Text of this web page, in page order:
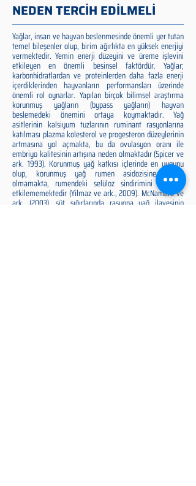
NEDEN TERCİH EDİLMELİ
Yağlar, insan ve hayvan beslenmesinde önemli yer tutan
temel bileşenler olup, birim ağırlıkta en yüksek enerjiyi
vermektedir. Yemin enerji düzeyini ve üreme işlevini
etkileyen en önemli besinsel faktördür. Yağlar;
karbonhidratlardan ve proteinlerden daha fazla enerji
içerdiklerinden hayvanların performansları üzerinde
önemli rol oynarlar. Yapılan birçok bilimsel araştırma
korunmuş yağların (bypass yağların) hayvan
beslemedeki önemini ortaya koymaktadır. Yağ
asitlerinin kalsiyum tuzlarının ruminant rasyonlarına
katılması plazma kolesterol ve progesteron düzeylerinin
artmasına yol açmakta, bu da ovulasyon oranı ile
embriyo kalitesinin artışına neden olmaktadır (Spicer ve
ark. 1993). Korunmuş yağ katkısı içlerinde en uygunu
olup, korunmuş yağ rumen asidozisine neden
olmamakta, rumendeki selüloz sindirimini olumsuz
etkilememektedir (Yilmaz ve ark., 2009). McNamara ve
ark. (2003), süt sığırlarında rasyona yağ ilavesinin